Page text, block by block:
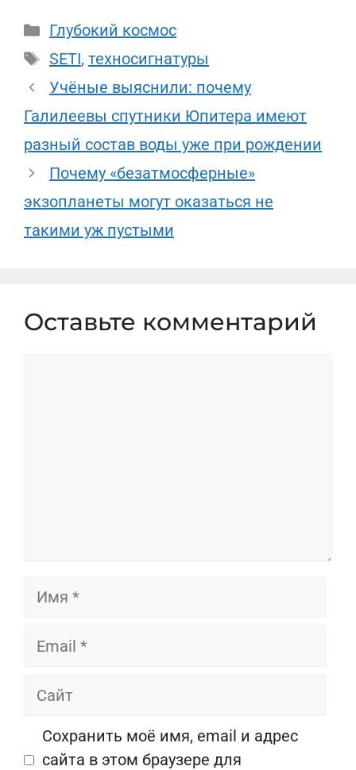
Рубрики
Глубокий космос
Метки
SETI, техносигнатуры
Учёные выяснили: почему
Галилеевы спутники Юпитера имеют
разный состав воды уже при рождении
Почему «безатмосферные»
экзопланеты могут оказаться не
такими уж пустыми
Оставьте комментарий
Имя
Email
Сайт
Сохранить моё имя, email и адрес
сайта в этом браузере для